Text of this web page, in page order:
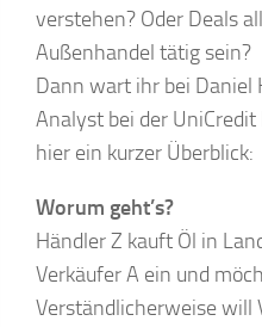
verstehen? Oder Deals
Außenhandel tätig sein?
Dann wart ihr bei Daniel
Analyst bei der
hier ein kurzer Überblick:
Worum geht’s?
Händler Z kauft Öl in
Verkäufer A ein und
Verständlicherweise will